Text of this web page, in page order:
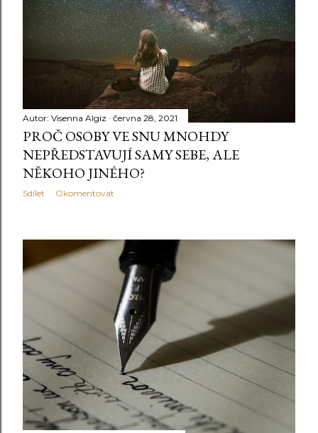
Autor: Visenna Algiz června 28, 2021
PROČ OSOBY VE SNU MNOHDY
NEPŘEDSTAVUJÍ SAMY SEBE, ALE
NĚKOHO JINÉHO?
Sdílet Okomentovat